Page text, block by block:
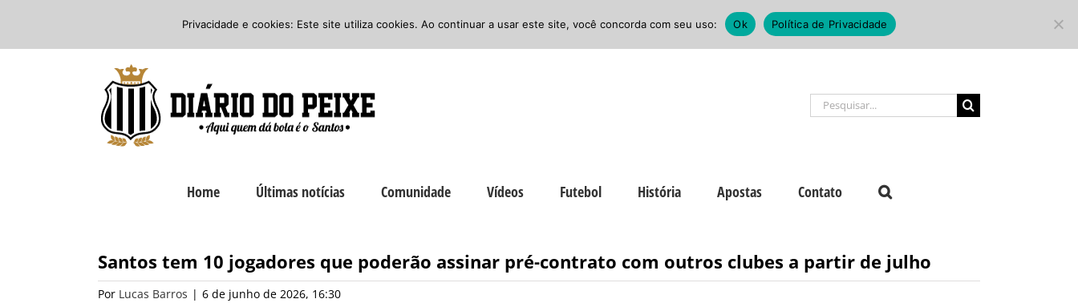
o
Facebook
Instagram
Buscar
resultados
Home Últimas notícias Comunidade Vídeos Futebol História Apostas Contato
Santos tem 10 jogadores que poderão assinar pré-contrato com outros clubes a partir de julho
Por Lucas Barros | 6 de junho de 2026, 16:30
Privacidade e cookies: Este site utiliza cookies. Ao continuar a usar este site, você concorda com seu uso: Ok Política de Privacidade